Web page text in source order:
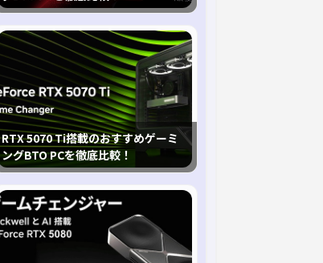
RTX 5070 Ti搭載のおすすめゲーミ
ングBTO PCを徹底比較！